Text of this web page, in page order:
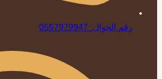
رقم الجوال: 0557979947